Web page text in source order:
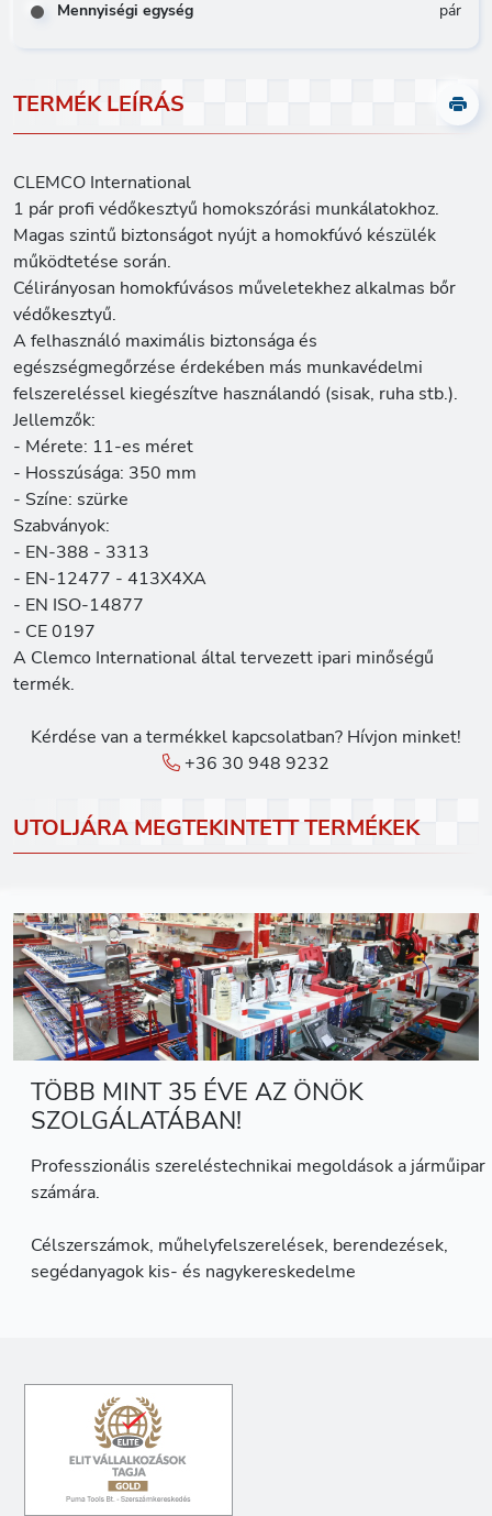
TERMÉK LEÍRÁS
CLEMCO International
1 pár profi védőkesztyű homokszórási munkálatokhoz.
Magas szintű biztonságot nyújt a homokfúvó készülék
működtetése során.
Célirányosan homokfúvásos műveletekhez alkalmas bőr
védőkesztyű.
A felhasználó maximális biztonsága és
egészségmegőrzése érdekében más munkavédelmi
felszereléssel kiegészítve használandó (sisak, ruha stb.).
Jellemzők:
- Mérete: 11-es méret
- Hosszúsága: 350 mm
- Színe: szürke
Szabványok:
- EN-388 - 3313
- EN-12477 - 413X4XA
- EN ISO-14877
- CE 0197
A Clemco International által tervezett ipari minőségű
termék.
Kérdése van a termékkel kapcsolatban? Hívjon minket!
+36 30 948 9232
Mennyiségi egység pár
UTOLJÁRA MEGTEKINTETT TERMÉKEK
TÖBB MINT 35 ÉVE AZ ÖNÖK
SZOLGÁLATÁBAN!
Professzionális szereléstechnikai megoldások a járműipar
számára.
Célszerszámok, műhelyfelszerelések, berendezések,
segédanyagok kis- és nagykereskedelme